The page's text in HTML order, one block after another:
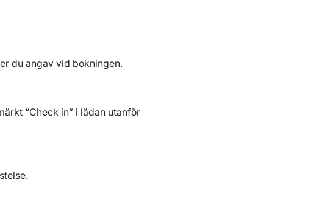
du angav vid bokningen.
“Check in” i lådan utanför